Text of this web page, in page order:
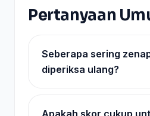
Pertanyaan
Seberapa sering
diperiksa ulang?
Apakah skor cukup